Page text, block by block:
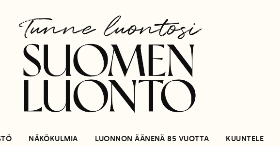
NÄKÖKULMIA LUONNON ÄÄNENÄ 85 VUOTTA KUUNTELE